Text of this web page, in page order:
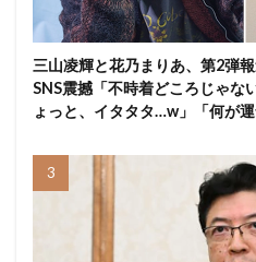
三山凌輝と花乃まりあ、第2弾
SNS震撼「不時着どころじゃな
ょっと、イタタタ…w」「何が運